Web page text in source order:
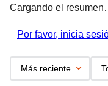
Cargando el
Por favor, inicia
Más reciente